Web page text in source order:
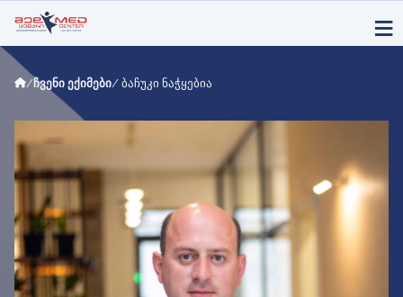
/ ჩვენი ექიმები/ ბაჩუკი ნაჭყებია